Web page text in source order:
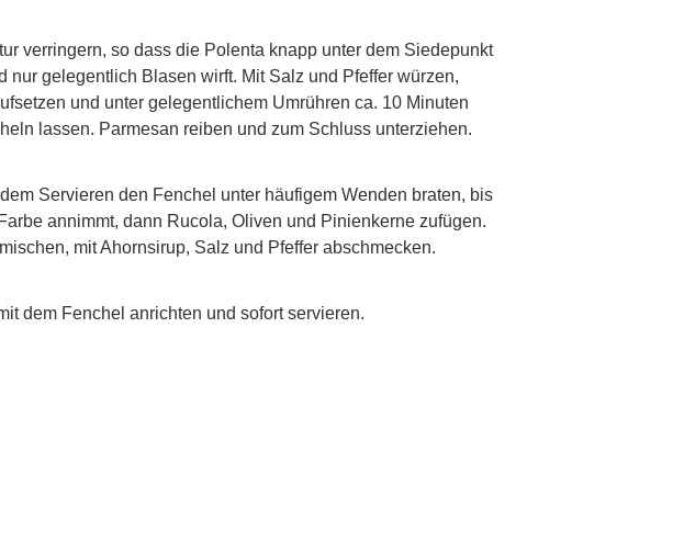
verringern, so dass die Polenta knapp unter dem Siedepunkt
nur gelegentlich Blasen wirft. Mit Salz und Pfeffer würzen,
und unter gelegentlichem Umrühren ca. 10 Minuten
lassen. Parmesan reiben und zum Schluss unterziehen.
Servieren den Fenchel unter häufigem Wenden braten, bis
annimmt, dann Rucola, Oliven und Pinienkerne zufügen.
mit Ahornsirup, Salz und Pfeffer abschmecken.
dem Fenchel anrichten und sofort servieren.